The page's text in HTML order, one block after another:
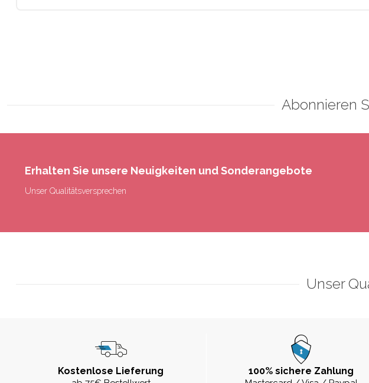
Abonnieren
Erhalten Sie unsere Neuigkeiten und Sonderangebote
Unser Qualitätsversprechen
Unser
Kostenlose Lieferung 100% sichere Zahlung